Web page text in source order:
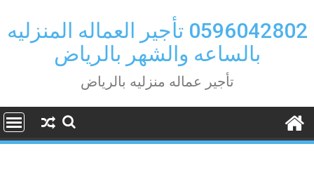
to
content
0596042802 تأجير العماله المنزليه
بالساعه والشهر بالرياض
تأجير عماله منزليه بالرياض